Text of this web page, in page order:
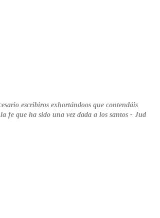
escribiros exhortándoos que contendáis
fe que ha sido una vez dada a los santos - Jud